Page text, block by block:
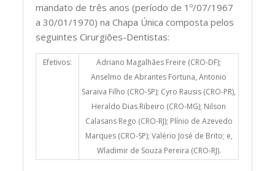
mandato de três anos (período de 1º/07/1967
a 30/01/1970) na Chapa Única composta pelos
seguintes Cirurgiões-Dentistas:
Efetivos:
Adriano Magalhães Freire (CRO-DF);
Anselmo de Abrantes Fortuna, Antonio
Saraiva Filho (CRO-SP); Cyro Rausis (CRO-PR),
Heraldo Dias Ribeiro (CRO-MG); Nilson
Calasans Rego (CRO-RJ); Plínio de Azevedo
Marques (CRO-SP); Valério José de Brito; e,
Wladimir de Souza Pereira (CRO-RJ).